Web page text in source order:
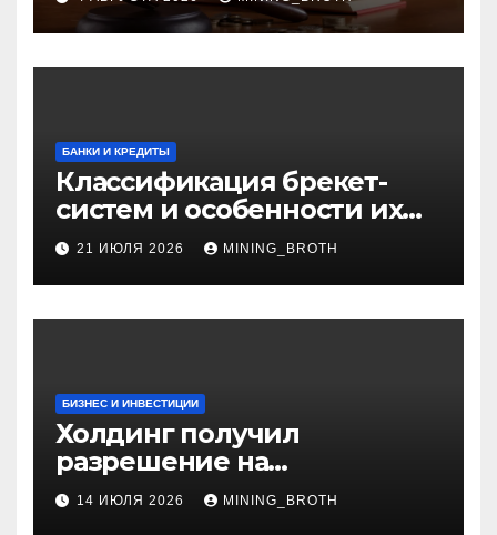
нюансы
БАНКИ И КРЕДИТЫ
Классификация брекет-
систем и особенности их
установки
21 ИЮЛЯ 2026 MINING_BROTH
БИЗНЕС И ИНВЕСТИЦИИ
Холдинг получил
разрешение на
приобретение банка в
Турции
14 ИЮЛЯ 2026 MINING_BROTH